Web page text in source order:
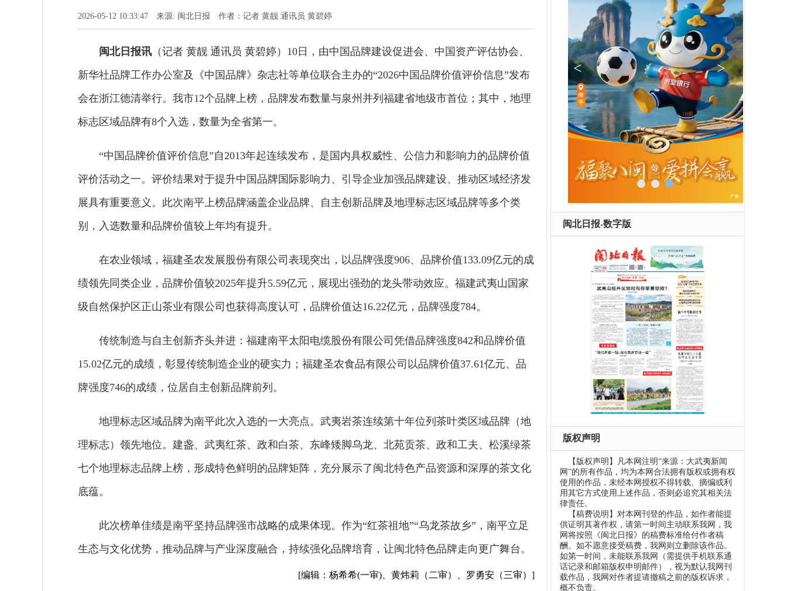
2026-05-12 10:33:47 来源: 闽北日报 作者：记者 黄靓 通讯员 黄碧婷
闽北日报讯 （记者 黄靓 通讯员 黄碧婷）10日，由中国品牌建设促进会、中国资产评估协会、
新华社品牌工作办公室及《中国品牌》杂志社等单位联合主办的“2026中国品牌价值评价信息”发布
会在浙江德清举行。我市12个品牌上榜，品牌发布数量与泉州并列福建省地级市首位；其中，地理
标志区域品牌有8个入选，数量为全省第一。
“中国品牌价值评价信息”自2013年起连续发布，是国内具权威性、公信力和影响力的品牌价值
评价活动之一。评价结果对于提升中国品牌国际影响力、引导企业加强品牌建设、推动区域经济发
展具有重要意义。此次南平上榜品牌涵盖企业品牌、自主创新品牌及地理标志区域品牌等多个类
别，入选数量和品牌价值较上年均有提升。
在农业领域，福建圣农发展股份有限公司表现突出，以品牌强度906、品牌价值133.09亿元的成
绩领先同类企业，品牌价值较2025年提升5.59亿元，展现出强劲的龙头带动效应。福建武夷山国家
级自然保护区正山茶业有限公司也获得高度认可，品牌价值达16.22亿元，品牌强度784。
传统制造与自主创新齐头并进：福建南平太阳电缆股份有限公司凭借品牌强度842和品牌价值
15.02亿元的成绩，彰显传统制造企业的硬实力；福建圣农食品有限公司以品牌价值37.61亿元、品
牌强度746的成绩，位居自主创新品牌前列。
地理标志区域品牌为南平此次入选的一大亮点。武夷岩茶连续第十年位列茶叶类区域品牌（地
理标志）领先地位。建盏、武夷红茶、政和白茶、东峰矮脚乌龙、北苑贡茶、政和工夫、松溪绿茶
七个地理标志品牌上榜，形成特色鲜明的品牌矩阵，充分展示了闽北特色产品资源和深厚的茶文化
底蕴。
此次榜单佳绩是南平坚持品牌强市战略的成果体现。作为“红茶祖地”“乌龙茶故乡”，南平立足
生态与文化优势，推动品牌与产业深度融合，持续强化品牌培育，让闽北特色品牌走向更广舞台。
[编辑：杨希希(一审)、黄炜莉（二审）、罗勇安（三审）]
闽北日报-数字版
版权声明
【版权声明】凡本网注明“来源：大武夷新闻
网”的所有作品，均为本网合法拥有版权或拥有权
使用的作品，未经本网授权不得转载、摘编或利
用其它方式使用上述作品，否则必追究其相关法
律责任。
【稿费说明】对本网刊登的作品，如作者能提
供证明其著作权，请第一时间主动联系我网，我
网将按照《闽北日报》的稿费标准给付作者稿
酬。如不愿意接受稿费，我网则立删除该作品。
如第一时间，未能联系我网（需提供手机联系通
话记录和邮箱版权申明邮件），视为默认我网刊
载作品，我网对作者提请撤稿之前的版权诉求，
概不负责。